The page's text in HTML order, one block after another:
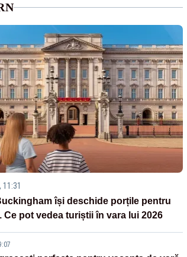
11:31
își deschide porțile pentru
Ce pot vedea turiștii în vara lui 2026